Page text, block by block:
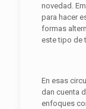
novedad.
para hacer
formas
este tipo de
En esas
dan cuenta
enfoques